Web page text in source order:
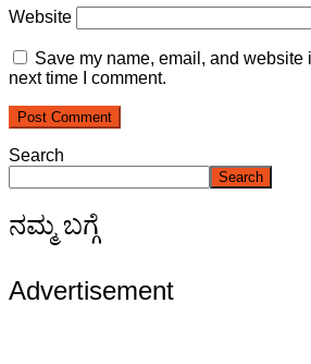
Website
Save my name, email, and website
next time I comment.
Search
Search
ನಮ್ಮ ಬಗ್ಗೆ
Advertisement